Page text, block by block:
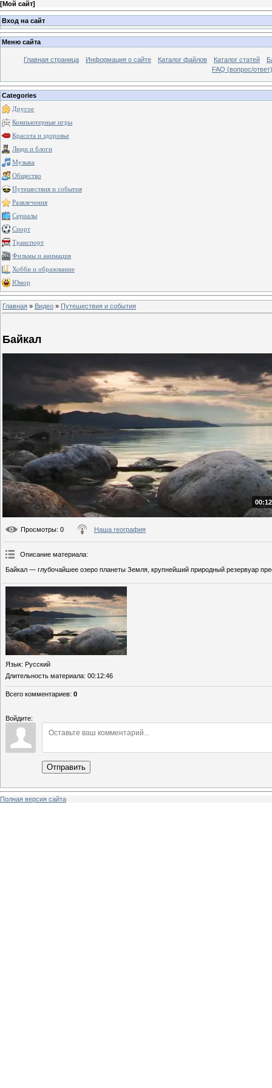
[Мой сайт]
Вход на сайт
Меню сайта
Главная страница Информация о сайте Каталог файлов Каталог статей
FAQ (вопрос/ответ)
Categories
Другое
Компьютерные игры
Красота и здоровье
Люди и блоги
Музыка
Общество
Путешествия и события
Развлечения
Сериалы
Спорт
Транспорт
Фильмы и анимация
Хобби и образование
Юмор
Главная » Видео » Путешествия и события
Байкал
Просмотры: 0 Наша география
Описание материала:
Байкал — глубочайшее озеро планеты Земля, крупнейший природный резервуар
Язык: Русский
Длительность материала: 00:12:46
Всего комментариев: 0
Войдите:
Отправить
Полная версия сайта